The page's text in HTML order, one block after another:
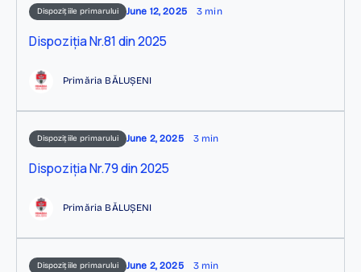
Dispozițiile primarului June 12, 2025 3 min
Dispoziția Nr.81 din 2025
Primăria BĂLUȘENI
Dispozițiile primarului June 2, 2025 3 min
Dispoziția Nr.79 din 2025
Primăria BĂLUȘENI
Dispozițiile primarului June 2, 2025 3 min